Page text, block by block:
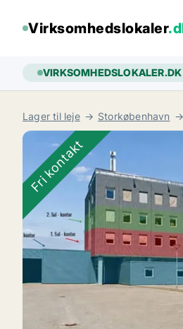
Virksomhedslokaler
VIRKSOMHEDSLOKALER.DK
Lager til leje Storkøbenhavn
Fri kontakt